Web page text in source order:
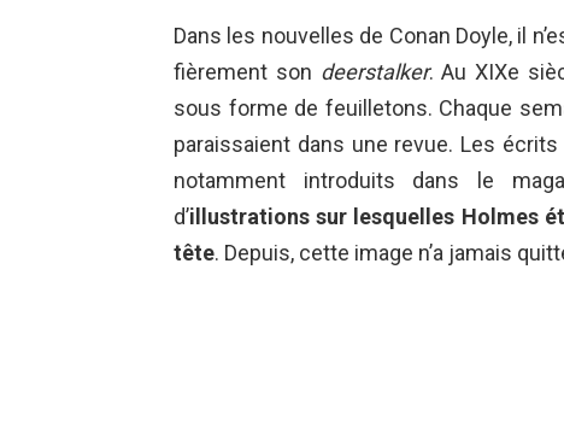
Dans les nouvelles de Conan Doyle, il
fièrement son deerstalker. Au XIXe
sous forme de feuilletons. Chaque
paraissaient dans une revue. Les
notamment introduits dans le
d’illustrations sur lesquelles Holmes
tête. Depuis, cette image n’a jamais